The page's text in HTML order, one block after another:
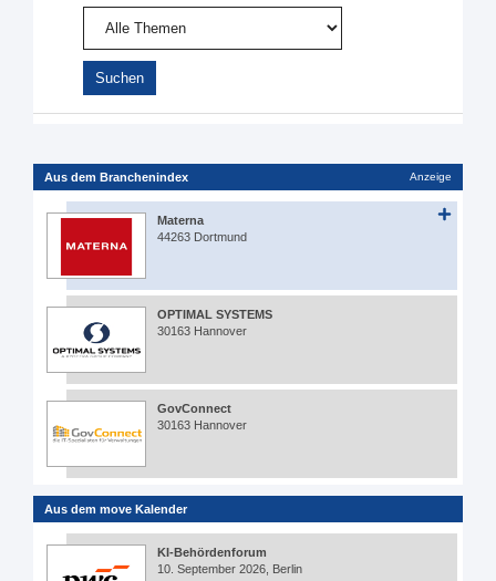
Aus dem Branchenindex Anzeige
Materna
44263 Dortmund
OPTIMAL SYSTEMS
30163 Hannover
GovConnect
30163 Hannover
Aus dem move Kalender
KI-Behördenforum
10. September 2026, Berlin